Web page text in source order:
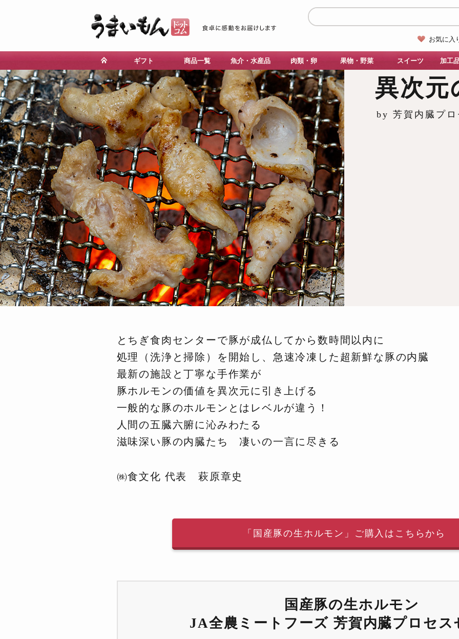
お気に入
ギフト 商品一覧 魚介・水産品 肉類・卵 果物・野菜 スイーツ 加工
異次元
by 芳賀内臓プ
とちぎ食肉センターで豚が成仏してから 数時間以内に
処理（洗浄と掃除）を開始し、 急速冷凍した超新鮮な豚の内臓
最新の施設と丁寧な手作業が
豚ホルモンの価値を異次元に引き上げる
一般的な豚のホルモンとはレベルが違う！
人間の五臓六腑に沁みわたる
滋味深い豚の内臓たち凄いの一言に尽きる
㈱食文化 代表 萩原章史
「国産豚の生ホルモン」 ご購入はこちらから
国産豚の生ホルモン
JA全農ミートフーズ芳賀内臓プロセス